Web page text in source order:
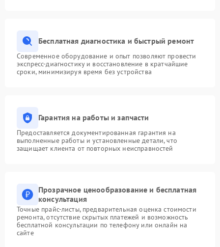
Бесплатная диагностика и быстрый ремонт
Современное оборудование и опыт позволяют провести
экспресс-диагностику и восстановление в кратчайшие
сроки, минимизируя время без устройства
Гарантия на работы и запчасти
Предоставляется документированная гарантия на
выполненные работы и установленные детали, что
защищает клиента от повторных неисправностей
Прозрачное ценообразование и бесплатная
консультация
Точные прайс-листы, предварительная оценка стоимости
ремонта, отсутствие скрытых платежей и возможность
бесплатной консультации по телефону или онлайн на
сайте